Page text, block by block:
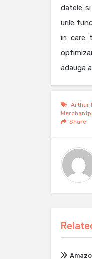
datele
urile
in care
adauga
Arthur
Share